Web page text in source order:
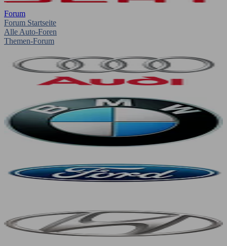
Forum
Forum Startseite
Alle Auto-Foren
Themen-Forum